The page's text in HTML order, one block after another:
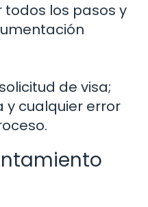
los pasos y
de visa;
cualquier error